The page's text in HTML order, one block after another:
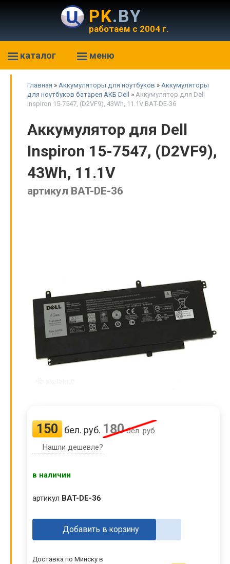
PK.BY
работаем с 2004 г.
каталог меню
Главная » Аккумуляторы для ноутбуков » Аккумуляторы
для ноутбуков батарея АКБ Dell
» Аккумулятор для Dell
Inspiron 15-7547, (D2VF9), 43Wh, 11.1V BAT-DE-36
Аккумулятор для Dell
Inspiron 15-7547, (D2VF9),
43Wh, 11.1V
артикул BAT-DE-36
150 бел. руб. 180бел. руб.
Нашли дешевле?
в наличии
артикул BAT-DE-36
Добавить в корзину
Доставка по Минску в